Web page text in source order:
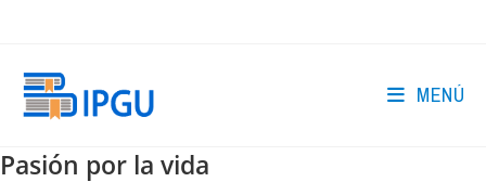
MENÚ
Pasión por la vida